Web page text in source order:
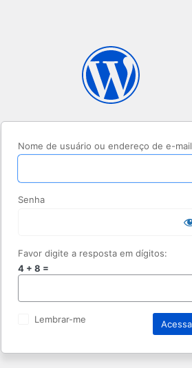
Nome de usuário ou endereço de e-mail
Senha
Favor digite a resposta em dígitos:
4 + 8 =
Lembrar-me